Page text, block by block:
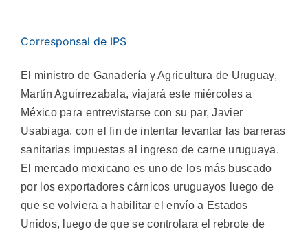
Corresponsal de IPS
El ministro de Ganadería y Agricultura de Uruguay,
Martín Aguirrezabala, viajará este miércoles a
México para entrevistarse con su par, Javier
Usabiaga, con el fin de intentar levantar las barreras
sanitarias impuestas al ingreso de carne uruguaya.
El mercado mexicano es uno de los más buscado
por los exportadores cárnicos uruguayos luego de
que se volviera a habilitar el envío a Estados
Unidos, luego de que se controlara el rebrote de